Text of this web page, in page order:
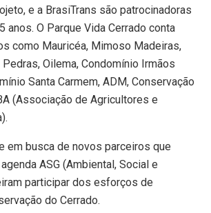
e a BrasiTrans são patrocinadoras
anos. O Parque Vida Cerrado conta
como Mauricéa, Mimoso Madeiras,
Oilema, Condomínio Irmãos
Santa Carmem, ADM, Conservação
(Associação de Agricultores e
em busca de novos parceiros que
ASG (Ambiental, Social e
participar dos esforços de
do Cerrado.